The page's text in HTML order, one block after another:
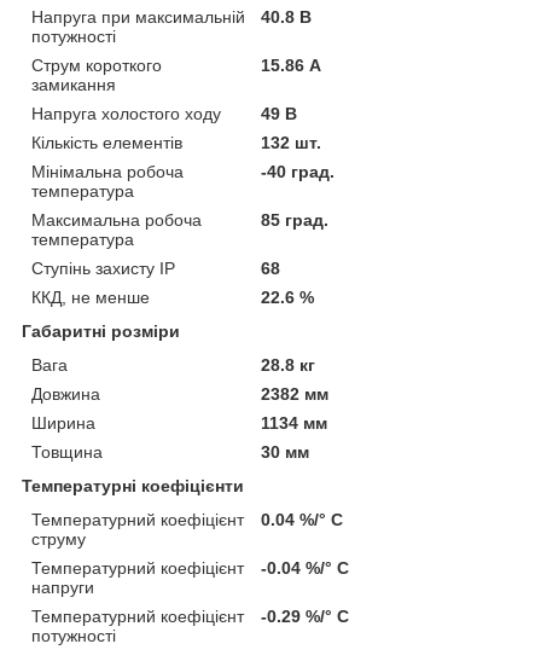
Напруга при максимальній
потужності
40.8 В
Струм короткого
замикання
15.86 А
Напруга холостого ходу
49 В
Кількість елементів
132 шт.
Мінімальна робоча
температура
-40 град.
Максимальна робоча
температура
85 град.
Ступінь захисту IP
68
ККД, не менше
22.6 %
Габаритні розміри
Вага
28.8 кг
Довжина
2382 мм
Ширина
1134 мм
Товщина
30 мм
Температурні коефіцієнти
Температурний коефіцієнт
струму
0.04 %/° С
Температурний коефіцієнт
напруги
-0.04 %/° С
Температурний коефіцієнт
потужності
-0.29 %/° С